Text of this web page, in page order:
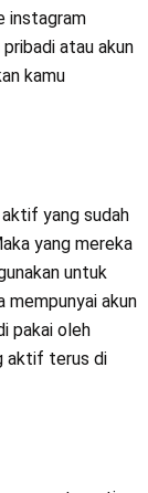
instagram
atau akun
kamu
aktif yang sudah
yang mereka
untuk
mempunyai akun
pakai oleh
aktif terus di